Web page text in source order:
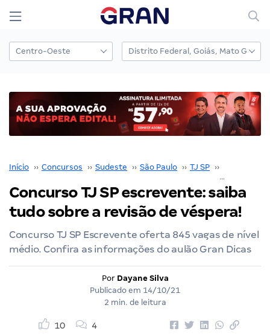
Início ›› Concursos ›› Sudeste ›› São Paulo ›› TJ SP ››
Concurso TJ SP escrevente: saiba
tudo sobre a revisão de véspera!
Concurso TJ SP Escrevente oferta 845 vagas de nível
médio. Confira as informações do aulão Gran Dicas
Por Dayane Silva
Publicado em 14/10/21
2 min. de leitura
10 4